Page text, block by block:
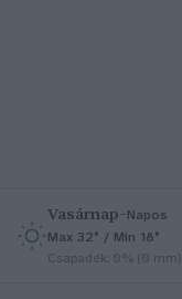
Vasárnap–Napos
Max 32° / Min 18°
Csapadék: 0% (0 mm)